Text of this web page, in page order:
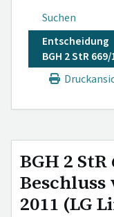
Suchen
Entscheidung
BGH 2 StR 669/
BGH 2 StR
Beschluss
2011 (LG